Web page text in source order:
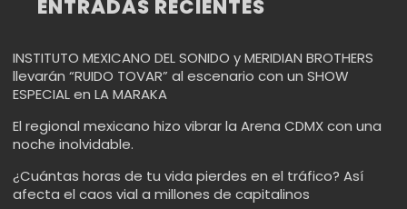
ENTRADAS RECIENTES
INSTITUTO MEXICANO DEL SONIDO y MERIDIAN BROTHERS
llevarán “RUIDO TOVAR” al escenario con un SHOW
ESPECIAL en LA MARAKA
El regional mexicano hizo vibrar la Arena CDMX con una
noche inolvidable.
¿Cuántas horas de tu vida pierdes en el tráfico? Así
afecta el caos vial a millones de capitalinos